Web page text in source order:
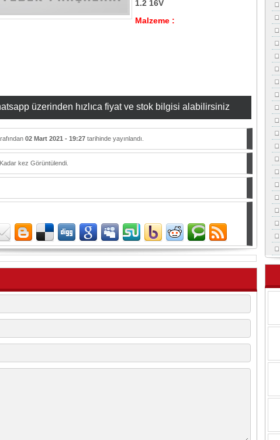
1.2 16V
Malzeme :
üzerinden hızlıca fiyat ve stok bilgisi alabilirsiniz
02 Mart 2021 - 19:27tarihinde yayınlandı.
kez Görüntülendi.